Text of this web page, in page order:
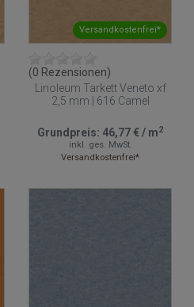
Versandkostenfrei*
(0 Rezensionen)
Linoleum Tarkett Veneto xf
2,5 mm | 616 Camel
Grundpreis: 46,77 €/ m2
inkl. ges. MwSt.
Versandkostenfrei*